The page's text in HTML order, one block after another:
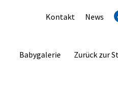
Kontakt News
Babygalerie Zurück zur